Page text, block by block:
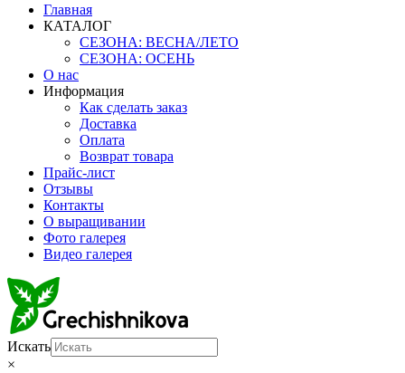
Главная
КАТАЛОГ
СЕЗОНА: ВЕСНА/ЛЕТО
СЕЗОНА: ОСЕНЬ
О нас
Информация
Как сделать заказ
Доставка
Оплата
Возврат товара
Прайс-лист
Отзывы
Контакты
О выращивании
Фото галерея
Видео галерея
Искать
×